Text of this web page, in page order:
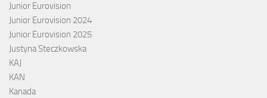
Junior Eurovision
Junior Eurovision 2024
Junior Eurovision 2025
Justyna Steczkowska
KAJ
KAN
Kanada